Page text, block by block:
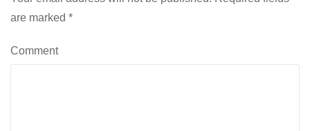
are marked *
Comment